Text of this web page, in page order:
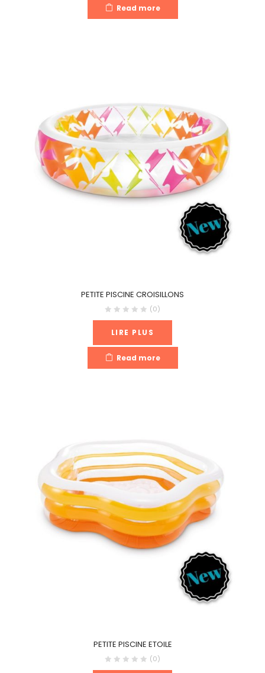
Read more
PETITE PISCINE CROISILLONS
(0)
LIRE PLUS
Read more
PETITE PISCINE ETOILE
(0)